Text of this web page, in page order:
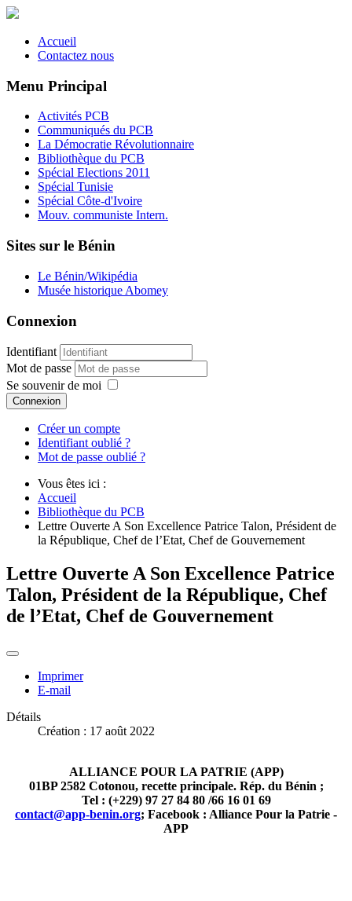
Accueil
Contactez nous
Menu Principal
Activités PCB
Communiqués du PCB
La Démocratie Révolutionnaire
Bibliothèque du PCB
Spécial Elections 2011
Spécial Tunisie
Spécial Côte-d'Ivoire
Mouv. communiste Intern.
Sites sur le Bénin
Le Bénin/Wikipédia
Musée historique Abomey
Connexion
Identifiant
Mot de passe
Se souvenir de moi
Connexion
Créer un compte
Identifiant oublié ?
Mot de passe oublié ?
Vous êtes ici :
Accueil
Bibliothèque du PCB
Lettre Ouverte A Son Excellence Patrice Talon, Président de
la République, Chef de l’Etat, Chef de Gouvernement
Lettre Ouverte A Son Excellence Patrice
Talon, Président de la République, Chef
de l’Etat, Chef de Gouvernement
Imprimer
E-mail
Détails
Création : 17 août 2022
ALLIANCE POUR LA PATRIE (APP)
01BP 2582 Cotonou, recette principale. Rép. du Bénin ;
Tel : (+229) 97 27 84 80 /66 16 01 69
contact@app-benin.org; Facebook : Alliance Pour la Patrie -
APP